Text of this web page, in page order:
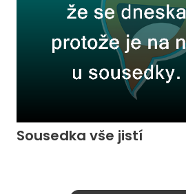
Sousedka vše jistí